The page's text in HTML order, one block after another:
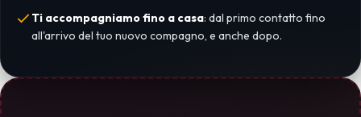
Ti accompagniamo fino a casa: dal primo contatto fino
all'arrivo del tuo nuovo compagno, e anche dopo.